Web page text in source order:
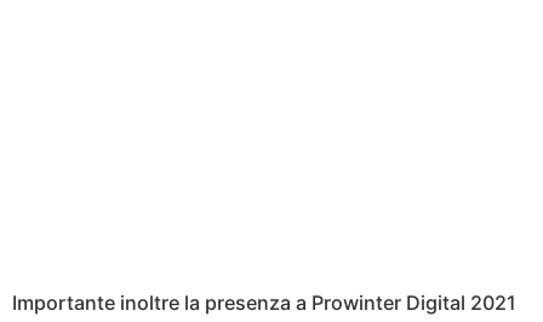
Importante inoltre la presenza a Prowinter Digital 2021